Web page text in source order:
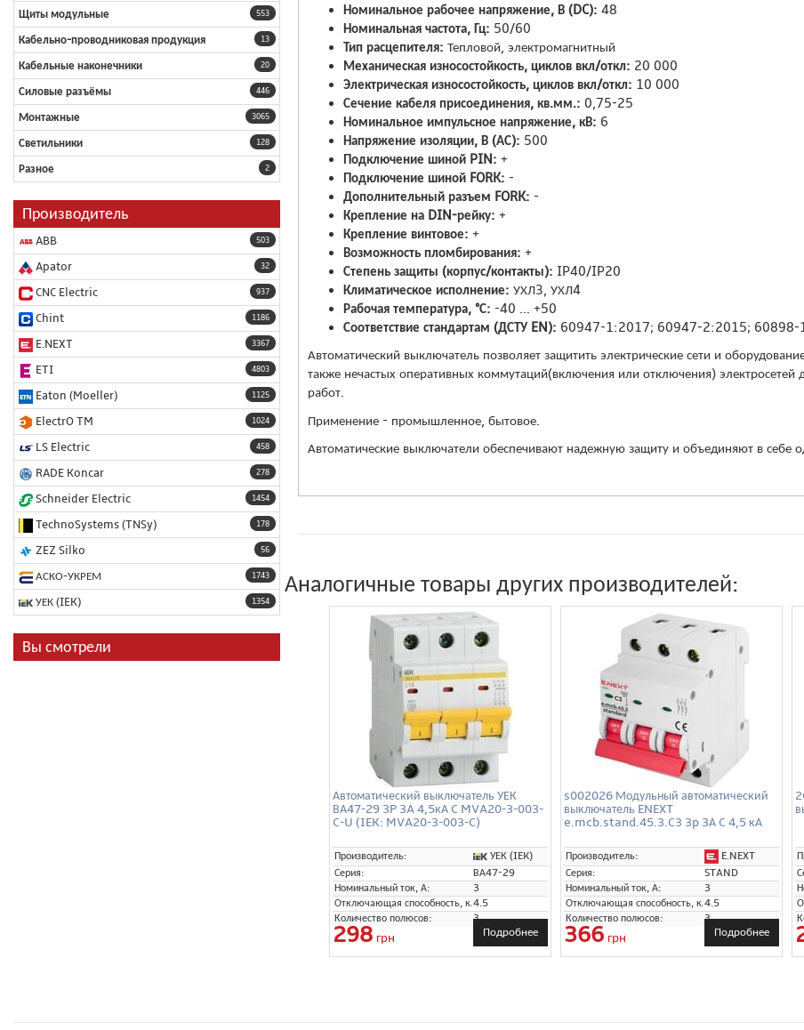
553
Щиты модульные
13
Кабельно-проводниковая продукция
20
Кабельные наконечники
446
Силовые разъёмы
3065
Монтажные
128
Светильники
2
Разное
Производитель
503
ABB
32
Apator
937
CNC Electric
1186
Chint
3367
E.NEXT
4803
ETI
1125
Eaton (Moeller)
1024
ElectrO TM
458
LS Electric
278
RADE Koncar
1454
Schneider Electric
178
TechnoSystems (TNSy)
56
ZEZ Silko
1743
АСКО-УКРЕМ
1354
УЕК (IEK)
Вы смотрели
Номинальное рабочее напряжение, В (DC): 48
Номинальная частота, Гц: 50/60
Тип расцепителя: Тепловой, электромагнитный
Механическая износостойкость, циклов вкл/откл: 20 000
Электрическая износостойкость, циклов вкл/откл: 10 000
Сечение кабеля присоединения, кв.мм.: 0,75-25
Номинальное импульсное напряжение, кВ: 6
Напряжение изоляции, В (АС): 500
Подключение шиной PIN: +
Подключение шиной FORK: -
Дополнительный разъем FORK: -
Крепление на DIN-рейку: +
Крепление винтовое: +
Возможность пломбирования: +
Степень защиты (корпус/контакты): IP40/IP20
Климатическое исполнение: УХЛ3, УХЛ4
Рабочая температура, °С: -40 ... +50
Соответствие стандартам (ДСТУ EN): 60947-1:2017; 60947-2:2015; 60898-
Автоматический выключатель позволяет защитить электрические сети и
также нечастых оперативных коммутаций(включения или отключения)
работ.
Применение - промышленное, бытовое.
Автоматические выключатели обеспечивают надежную защиту и объединяют в себе
Аналогичные товары других производителей:
Автоматический выключатель УЕК
ВА47-29 3P 3A 4,5кА C MVA20-3-003-
C-U (IEK: MVA20-3-003-C)
Производитель:
УЕК (IEK)
Серия:
ВА47-29
Номинальный ток, А:
3
Отключающая способность, кА:4.5
Количество полюсов:
3
298 грн Подробнее
s002026 Модульный автоматический
выключатель ENEXT
e.mcb.stand.45.3.C3 3p 3А C 4,5 кА
Производитель:
E.NEXT
Серия:
STAND
Номинальный ток, А:
3
Отключающая способность, кА:4.5
Количество полюсов:
3
366 грн Подробнее